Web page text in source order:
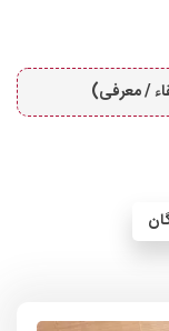
/ معرفی)